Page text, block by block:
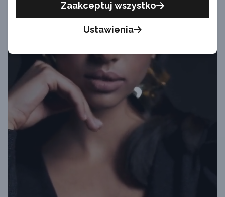
Zaakceptuj wszystko
Ustawienia